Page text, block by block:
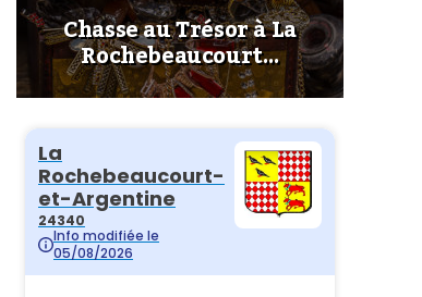
Chasse au Trésor à La
Rochebeaucourt…